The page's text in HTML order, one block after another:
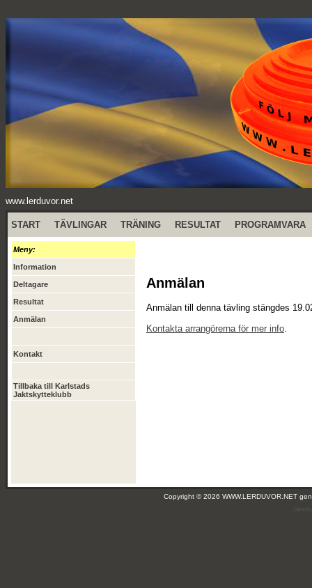
www.lerduvor.net
START TÄVLINGAR TRÄNING RESULTAT PROGRAMVARA
Meny:
Information
Deltagare
Resultat
Anmälan
Kontakt
Tillbaka till Karlstads
Jaktskytteklubb
Anmälan
Anmälan till denna tävling stängdes
Kontakta arrangörerna för mer info.
Copyright © 2026 WWW.LERDUVOR.NET